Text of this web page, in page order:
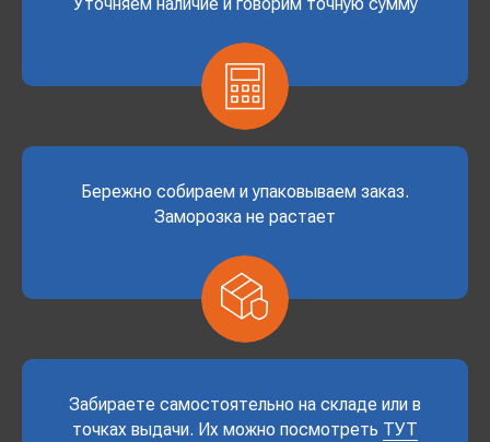
Бережно собираем и упаковываем заказ.
Заморозка не растает
Забираете самостоятельно на складе или в
точках выдачи. Их можно посмотреть ТУТ